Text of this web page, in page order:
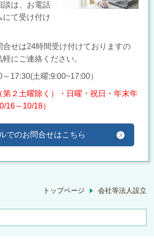
談は、お電話
にて受け付け
合せは24時間受け付けておりますの
にご連絡ください。
～17:30(土曜:9:00~17:00）
第２土曜除く）・日曜・祝日・年末年
16～10/18）
でのお問合せはこちら
トップページ 会社等法人設立